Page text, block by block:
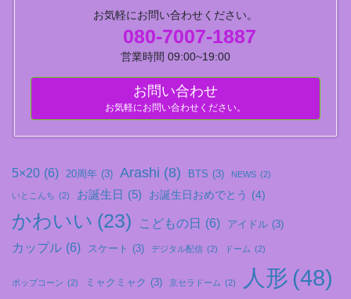
お気軽にお問い合わせください。
080-7007-1887
営業時間 09:00~19:00
お問い合わせ
お気軽にお問い合わせください。
5×20 (6) 20周年 (3) Arashi (8) BTS (3) NEWS (2)
いとこんち (2) お誕生日 (5) お誕生日おめでとう (4)
かわいい (23) こどもの日 (6) アイドル (3)
カップル (6) スケート (3) デジタル配信 (2) ドーム (2)
ポップコーン (2) ミャクミャク (3) 京セラドーム (2) 人形 (48)